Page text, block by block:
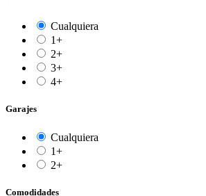
Cualquiera
1+
2+
3+
4+
Garajes
Cualquiera
1+
2+
Comodidades